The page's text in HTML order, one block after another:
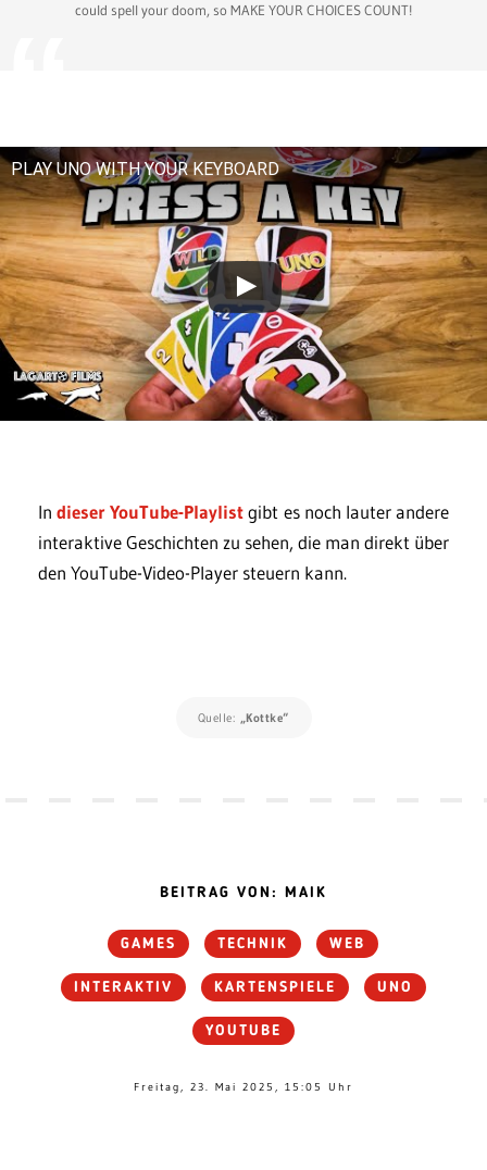
could spell your doom, so MAKE YOUR CHOICES COUNT!
PLAY UNO WITH YOUR KEYBOARD
Indieser YouTube-Playlistgibt es noch lauter andere
interaktive Geschichten zu sehen, die man direkt über
den YouTube-Video-Player steuern kann.
Quelle: „Kottke“
BEITRAG VON: MAIK
GAMES TECHNIK WEB
INTERAKTIV KARTENSPIELE UNO
YOUTUBE
Freitag, 23. Mai 2025, 15:05 Uhr